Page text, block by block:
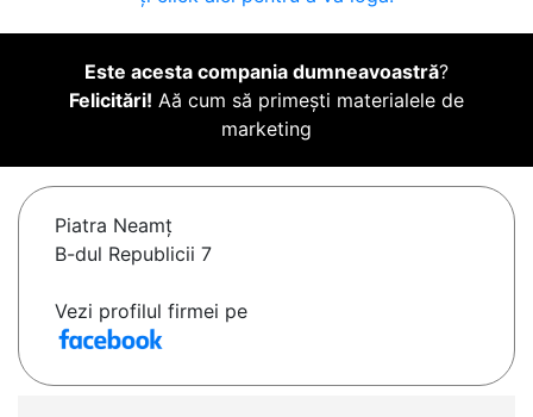
Este acesta compania dumneavoastră?
Felicitări! Aă cum să primești materialele de
marketing
Piatra Neamţ
B-dul Republicii 7
Vezi profilul firmei pe